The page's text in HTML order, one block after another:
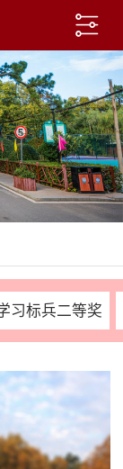
办学校哪
习标兵二等奖